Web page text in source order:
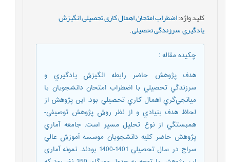
کلید واژه:اضطراب امتحان,اهمال كاری تحصيلی,انگيزش
يادگيری,سرزندگی تحصيلی,
چکیده مقاله:
هدف پژوهش حاضر رابطه انگيزش يادگيري و
سرزندگي تحصيلي با اضطراب امتحان دانشجويان با
ميانجي‌گري اهمال كاري تحصيلي بود. اين پژوهش از
لحاظ هدف بنيادي و از نظر روش پژوهش توصيفي-
همبستگي از نوع تحليل مسير است. جامعه آماري
پژوهش حاضر كليه دانشجويان موسسه آموزش عالي
سراج در سال تحصيلي 1401-1400 بودند. نمونه آماری